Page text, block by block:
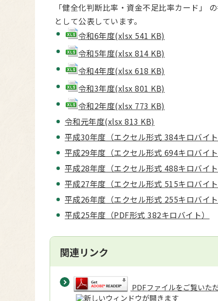
「健全化判断比率・資金不足比率カード」
として公表しています。
令和6年度(xlsx 541 KB)
令和5年度(xlsx 814 KB)
令和4年度(xlsx 618 KB)
令和3年度(xlsx 801 KB)
令和2年度(xlsx 773 KB)
令和元年度(xlsx 813 KB)
平成30年度（エクセル形式 384キロバイト
平成29年度（エクセル形式 694キロバイト
平成28年度（エクセル形式 488キロバイト
平成27年度（エクセル形式 515キロバイト
平成26年度（エクセル形式 255キロバイト
平成25年度（PDF形式 382キロバイト）
関連リンク
PDFファイルをご覧いた